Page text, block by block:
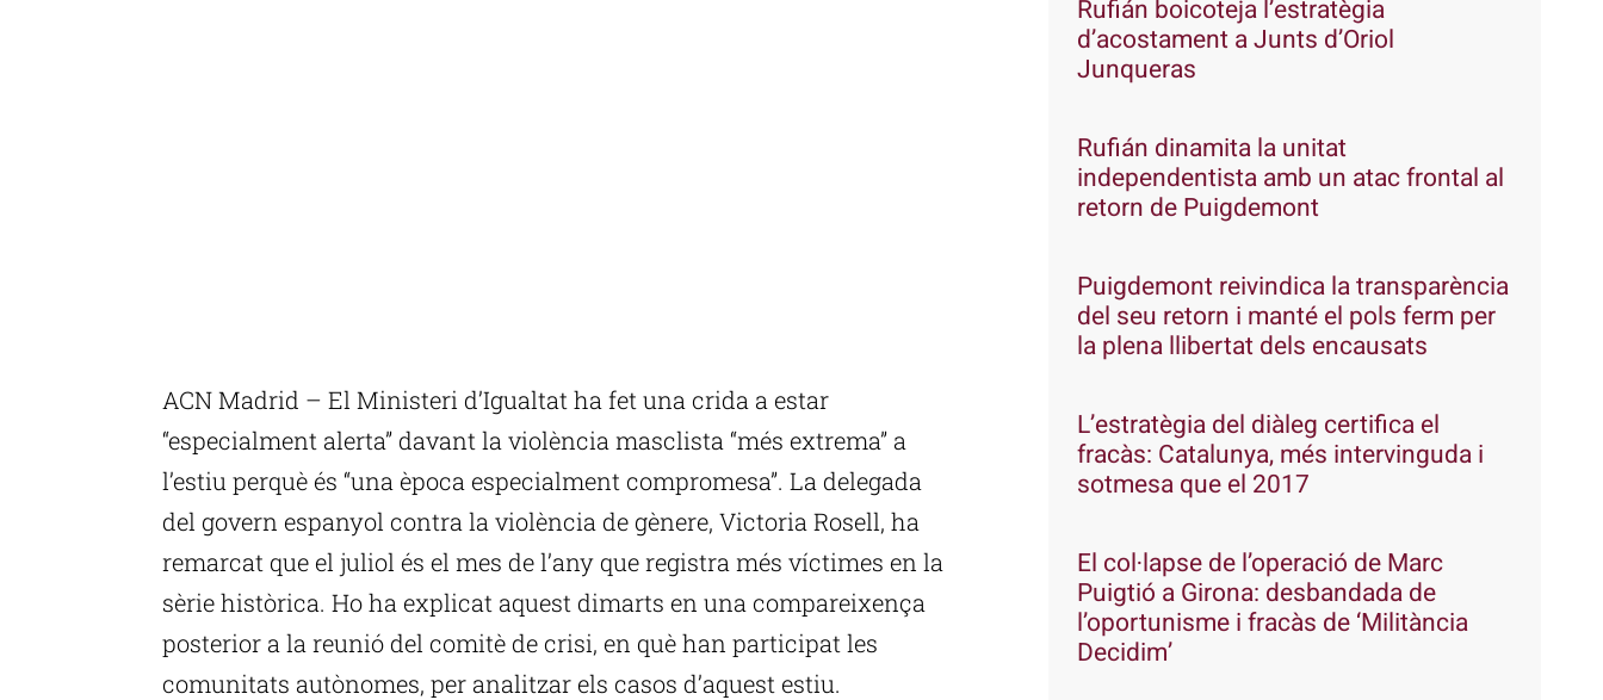
ACN Madrid – El Ministeri d’Igualtat ha fet una crida a estar
“especialment alerta” davant la violència masclista “més extrema” a
l’estiu perquè és “una època especialment compromesa”. La delegada
del govern espanyol contra la violència de gènere, Victoria Rosell, ha
remarcat que el juliol és el mes de l’any que registra més víctimes en la
sèrie històrica. Ho ha explicat aquest dimarts en una compareixença
posterior a la reunió del comitè de crisi, en què han participat les
comunitats autònomes, per analitzar els casos d’aquest estiu.
Rufián boicoteja l’estratègia
d’acostament a Junts d’Oriol
Junqueras
Rufián dinamita la unitat
independentista amb un atac frontal al
retorn de Puigdemont
Puigdemont reivindica la transparència
del seu retorn i manté el pols ferm per
la plena llibertat dels encausats
L’estratègia del diàleg certifica el
fracàs: Catalunya, més intervinguda i
sotmesa que el 2017
El col·lapse de l’operació de Marc
Puigtió a Girona: desbandada de
l’oportunisme i fracàs de ‘Militància
Decidim’